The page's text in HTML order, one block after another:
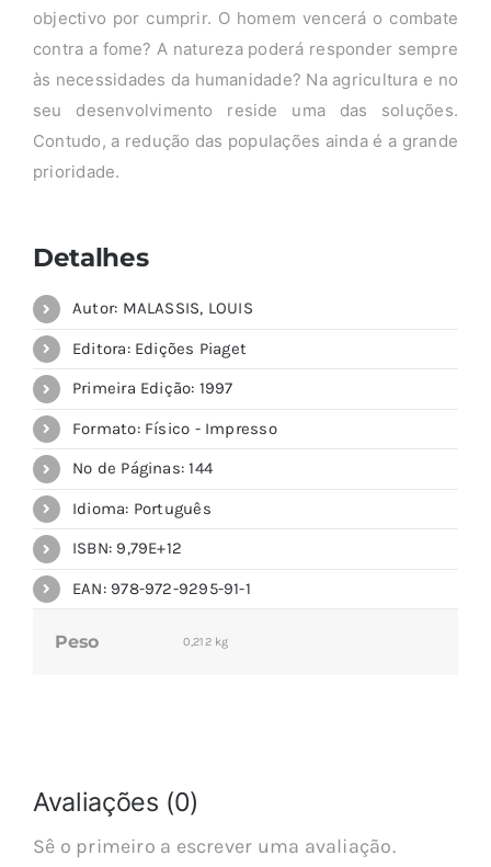
objectivo por cumprir. O homem vencerá o combate
contra a fome? A natureza poderá responder sempre
às necessidades da humanidade? Na agricultura e no
seu desenvolvimento reside uma das soluções.
Contudo, a redução das populações ainda é a grande
prioridade.
Detalhes
Autor: MALASSIS, LOUIS
Editora: Edições Piaget
Primeira Edição: 1997
Formato: Físico - Impresso
Nº de Páginas: 144
Idioma: Português
ISBN: 9,79E+12
EAN: 978-972-9295-91-1
Peso 0,212 kg
Avaliações (0)
Sê o primeiro a escrever uma avaliação.